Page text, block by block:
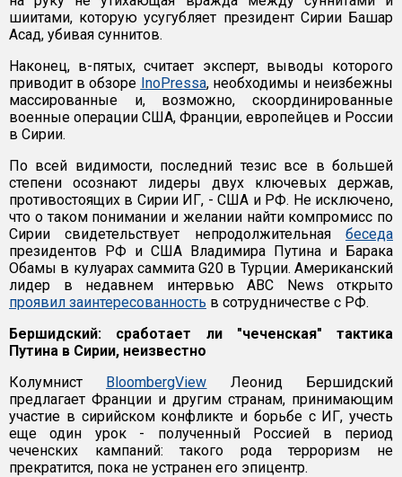
шиитами, которую усугубляет президент Сирии Башар
Асад, убивая суннитов.
Наконец, в-пятых, считает эксперт, выводы которого
приводит в обзоре InoPressa, необходимы и неизбежны
массированные и, возможно, скоординированные
военные операции США, Франции, европейцев и России
в Сирии.
По всей видимости, последний тезис все в большей
степени осознают лидеры двух ключевых держав,
противостоящих в Сирии ИГ, - США и РФ. Не исключено,
что о таком понимании и желании найти компромисс по
Сирии свидетельствует непродолжительная беседа
президентов РФ и США Владимира Путина и Барака
Обамы в кулуарах саммита G20 в Турции. Американский
лидер в недавнем интервью ABC News открыто
проявил заинтересованность в сотрудничестве с РФ.
Бершидский: сработает ли "чеченская" тактика
Путина в Сирии, неизвестно
Колумнист BloombergView Леонид Бершидский
предлагает Франции и другим странам, принимающим
участие в сирийском конфликте и борьбе с ИГ, учесть
еще один урок - полученный Россией в период
чеченских кампаний: такого рода терроризм не
прекратится, пока не устранен его эпицентр.